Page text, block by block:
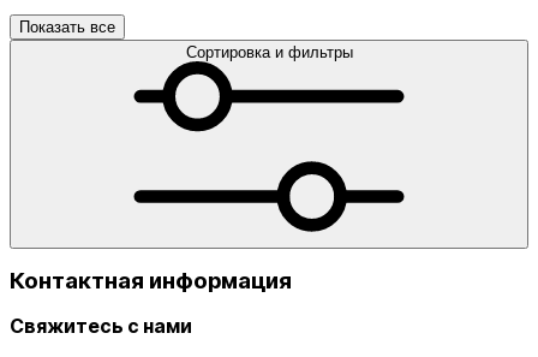
Показать все
Сортировка и фильтры
Контактная информация
Свяжитесь с нами